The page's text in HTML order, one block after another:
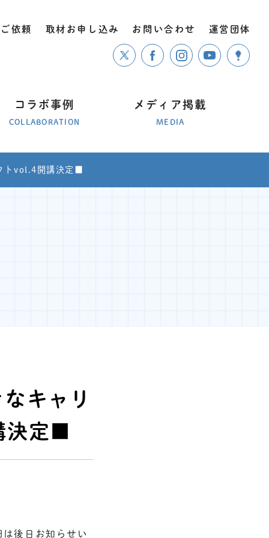
コラボ事例
COLLABORATION
メディア掲載
MEDIA
依頼 取材お申し込み お問い合わせ 運営団体
トvol.4開講決定■
キャリ
決定■
後日お知らせい